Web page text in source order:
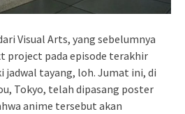
Visual Arts, yang sebelumnya
project pada episode terakhir
jadwal tayang, loh. Jumat ini, di
Tokyo, telah dipasang poster
anime tersebut akan